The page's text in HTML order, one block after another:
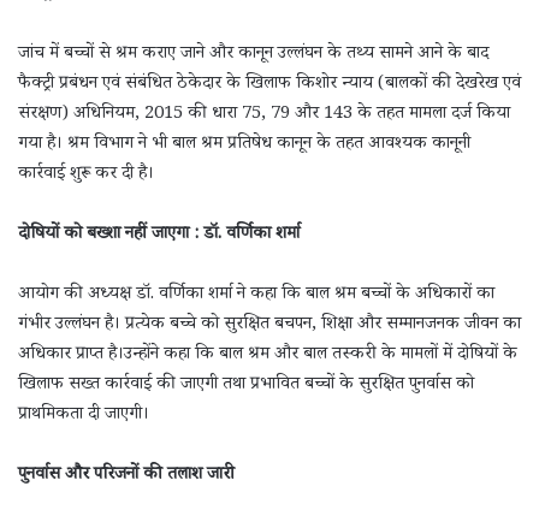
जांच में बच्चों से श्रम कराए जाने और कानून उल्लंघन के तथ्य सामने आने के बाद
फैक्ट्री प्रबंधन एवं संबंधित ठेकेदार के खिलाफ किशोर न्याय (बालकों की देखरेख एवं
संरक्षण) अधिनियम, 2015 की धारा 75, 79 और 143 के तहत मामला दर्ज किया
गया है। श्रम विभाग ने भी बाल श्रम प्रतिषेध कानून के तहत आवश्यक कानूनी
कार्रवाई शुरू कर दी है।
दोषियों को बख्शा नहीं जाएगा : डॉ. वर्णिका शर्मा
आयोग की अध्यक्ष डॉ. वर्णिका शर्मा ने कहा कि बाल श्रम बच्चों के अधिकारों का
गंभीर उल्लंघन है। प्रत्येक बच्चे को सुरक्षित बचपन, शिक्षा और सम्मानजनक जीवन का
अधिकार प्राप्त है।उन्होंने कहा कि बाल श्रम और बाल तस्करी के मामलों में दोषियों के
खिलाफ सख्त कार्रवाई की जाएगी तथा प्रभावित बच्चों के सुरक्षित पुनर्वास को
प्राथमिकता दी जाएगी।
पुनर्वास और परिजनों की तलाश जारी